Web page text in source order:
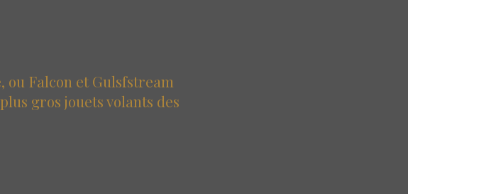
ou Falcon et Gulsfstream
gros jouets volants des